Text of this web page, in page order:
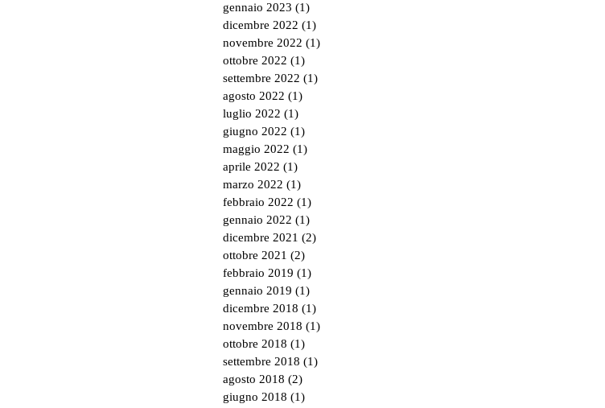
gennaio 2023 (1)
dicembre 2022 (1)
novembre 2022 (1)
ottobre 2022 (1)
settembre 2022 (1)
agosto 2022 (1)
luglio 2022 (1)
giugno 2022 (1)
maggio 2022 (1)
aprile 2022 (1)
marzo 2022 (1)
febbraio 2022 (1)
gennaio 2022 (1)
dicembre 2021 (2)
ottobre 2021 (2)
febbraio 2019 (1)
gennaio 2019 (1)
dicembre 2018 (1)
novembre 2018 (1)
ottobre 2018 (1)
settembre 2018 (1)
agosto 2018 (2)
giugno 2018 (1)